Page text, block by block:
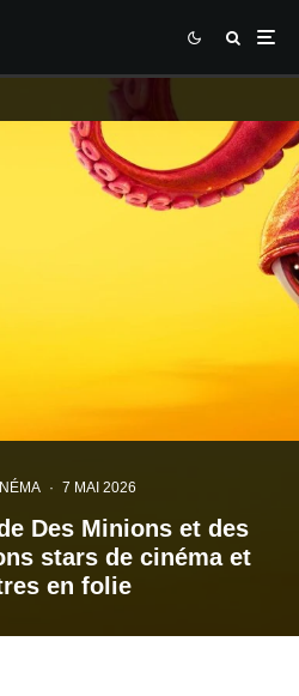
· 7 MAI 2026
Des Minions et des
stars de cinéma et
en folie